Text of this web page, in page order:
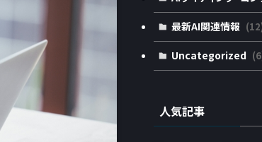
最新AI関連情報
Uncategorized
人気記事